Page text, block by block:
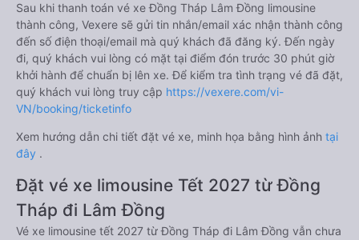
Sau khi thanh toán vé xe Đồng Tháp Lâm Đồng limousine
thành công, Vexere sẽ gửi tin nhắn/email xác nhận thành công
đến số điện thoại/email mà quý khách đã đăng ký. Đến ngày
đi, quý khách vui lòng có mặt tại điểm đón trước 30 phút giờ
khởi hành để chuẩn bị lên xe. Để kiểm tra tình trạng vé đã đặt,
quý khách vui lòng truy cập https://vexere.com/vi-
VN/booking/ticketinfo
Xem hướng dẫn chi tiết đặt vé xe, minh họa bằng hình ảnh tại
đây .
Đặt vé xe limousine Tết 2027 từ Đồng
Tháp đi Lâm Đồng
Vé xe limousine tết 2027 từ Đồng Tháp đi Lâm Đồng vẫn chưa